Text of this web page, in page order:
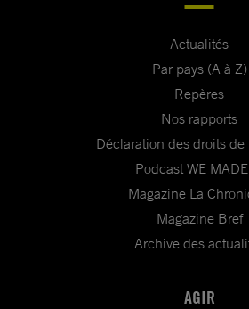
Actualités
Par pays (A à Z)
Repères
Nos rapports
Déclaration des droits
Podcast WE
Magazine La
Magazine Bref
Archive des
AGIR